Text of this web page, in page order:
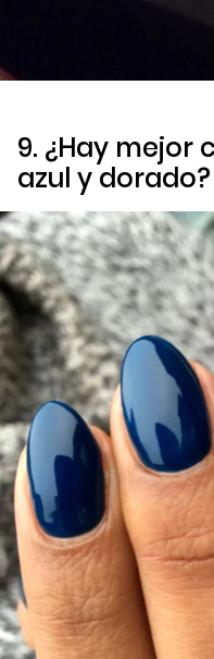
9. ¿Hay mejor
azul y dorado?